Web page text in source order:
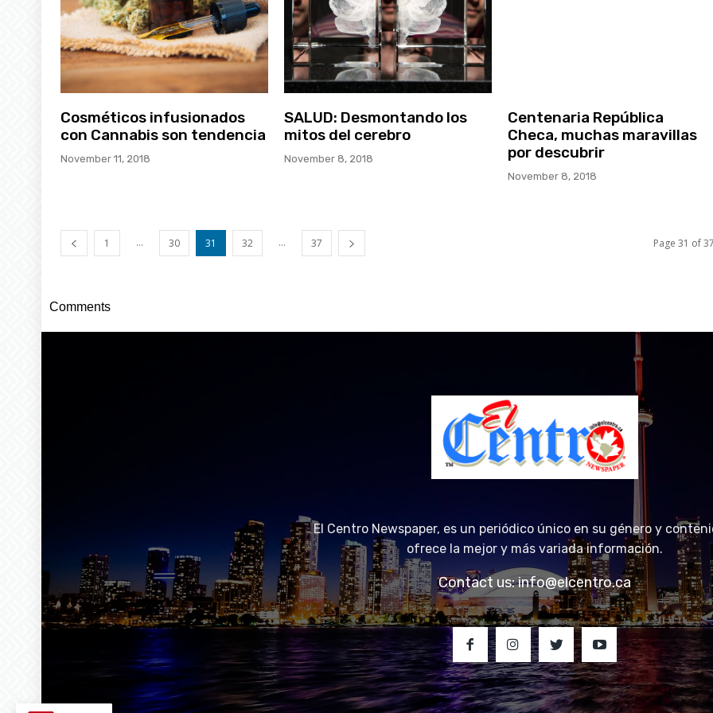
Cosméticos infusionados
con Cannabis son tendencia
November 11, 2018
SALUD: Desmontando los
mitos del cerebro
November 8, 2018
Centenaria República
Checa, muchas maravillas
por descubrir
November 8, 2018
1 ... 30 31 32 ... 37 Page 31 of
Comments
El Centro Newspaper, es un periódico único en su género y
ofrece la mejor y más variada información.
Contact us:info@elcentro.ca